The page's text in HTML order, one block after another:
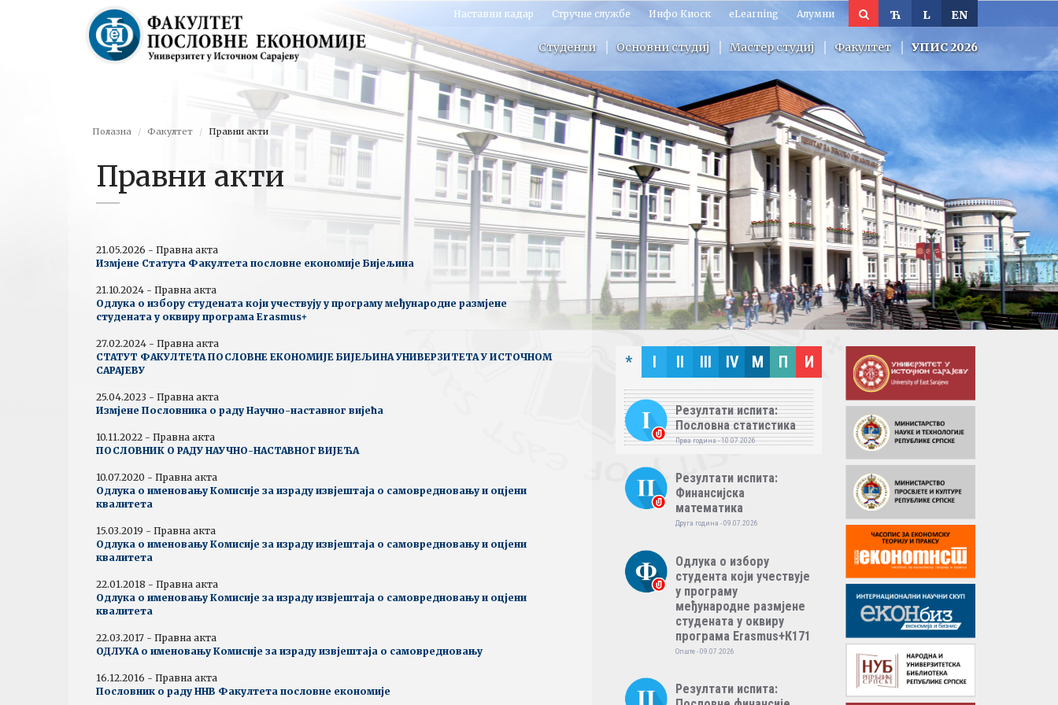
EN
L
Ћ
Наставни кадар Стручне службе Инфо Киоск eLearning Алумни
Студенти Основни студиј Мастер студиј Факултет УПИС 2026
Полазна Факултет Правни акти
Правни акти
21.05.2026 - Правна акта
Измјене Статута Факултета пословне економије Бијељина
21.10.2024 - Правна акта
Одлука о избору студената који учествују у програму међународне размјене
студената у оквиру програма Erasmus+
27.02.2024 - Правна акта
СТАТУТ ФАКУЛТЕТА ПОСЛОВНЕ ЕКОНОМИЈЕ БИЈЕЉИНА УНИВЕРЗИТЕТА У ИСТОЧНОМ
САРАЈЕВУ
25.04.2023 - Правна акта
Измјене Пословника о раду Научно-наставног вијећа
10.11.2022 - Правна акта
ПОСЛОВНИК О РАДУ НАУЧНО-НАСТАВНОГ ВИЈЕЋА
10.07.2020 - Правна акта
Одлука о именовању Комисије за израду извјештаја о самовредновању и оцјени
квалитета
15.03.2019 - Правна акта
Одлука о именовању Комисије за израду извјештаја о самовредновању и оцјени
квалитета
22.01.2018 - Правна акта
Одлука о именовању Комисије за израду извјештаја о самовредновању и оцјени
квалитета
22.03.2017 - Правна акта
ОДЛУКА о именовању Комисије за израду извјештаја о самовредновању
16.12.2016 - Правна акта
Пословник о раду ННВ Факултета пословне економије
* I II III IV M П И
Резултати испита:
Пословна статистика
Прва година - 10.07.2026
Резултати испита:
Финансијска
математика
Друга година - 09.07.2026
Одлука о избору
студента који учествује
у програму
међународне размјене
студената у оквиру
програма Erasmus+К171
Опште - 09.07.2026
Резултати испита: